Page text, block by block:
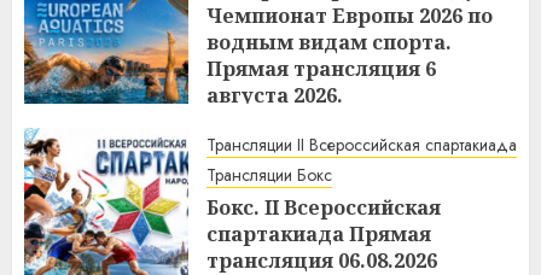
Чемпионат Европы 2026 по
водным видам спорта.
Прямая трансляция 6
августа 2026.
Трансляции II Всероссийская спартакиада
Трансляции Бокс
Бокс. II Всероссийская
спартакиада Прямая
трансляция 06.08.2026